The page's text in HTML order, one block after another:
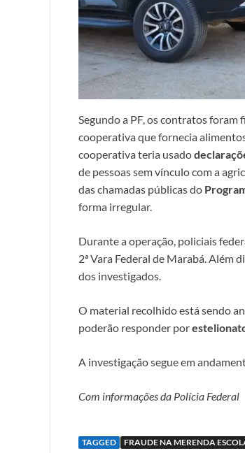
Segundo a PF, os contratos foram
cooperativa que fornecia
cooperativa teria usado
de pessoas sem vínculo com a
das chamadas públicas do
forma irregular.
Durante a operação, policiais
2ª Vara Federal de Marabá. Além
dos investigados.
O material recolhido está sendo
poderão responder por
A investigação segue em
Com informações da Polícia Federal
TAGGED FRAUDE NA MERENDA